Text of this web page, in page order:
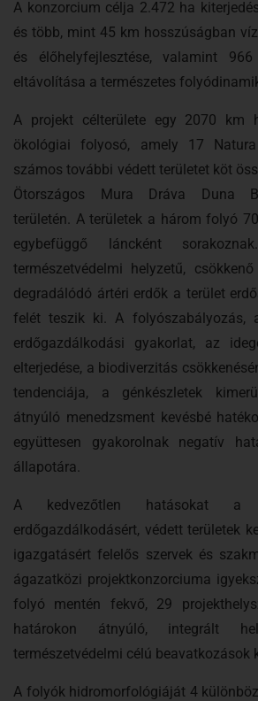
A konzorcium célja 2.472 ha
és több, mint 45 km hosszúságban
és élőhelyfejlesztése, valamint
eltávolítása a természetes
A projekt célterülete egy 2070 km
ökológiai folyosó, amely 17
számos további védett területet köt
Ötországos Mura Dráva Duna
területén. A területek a három folyó
egybefüggő láncként
természetvédelmi helyzetű,
degradálódó ártéri erdők a terület
felét teszik ki. A folyószabályozás,
erdőgazdálkodási gyakorlat, az
elterjedése, a biodiverzitás
tendenciája, a génkészletek
átnyúló menedzsment kevésbé
együttesen gyakorolnak negatív
állapotára.
A kedvezőtlen hatásokat a
erdőgazdálkodásért, védett területek
igazgatásért felelős szervek és
ágazatközi projektkonzorciuma
folyó mentén fekvő, 29
határokon átnyúló, integrált
természetvédelmi célú beavatkozások
A folyók hidromorfológiáját 4